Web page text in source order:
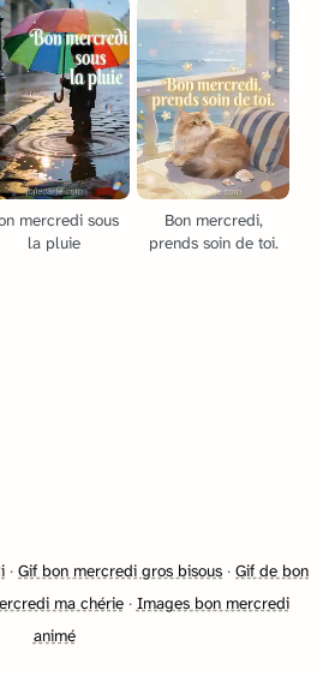
mercredi sous
la pluie
Bon mercredi,
prends soin de toi.
· Gif bon mercredi gros bisous · Gif de bon
ma chérie· Images bon mercredi
animé